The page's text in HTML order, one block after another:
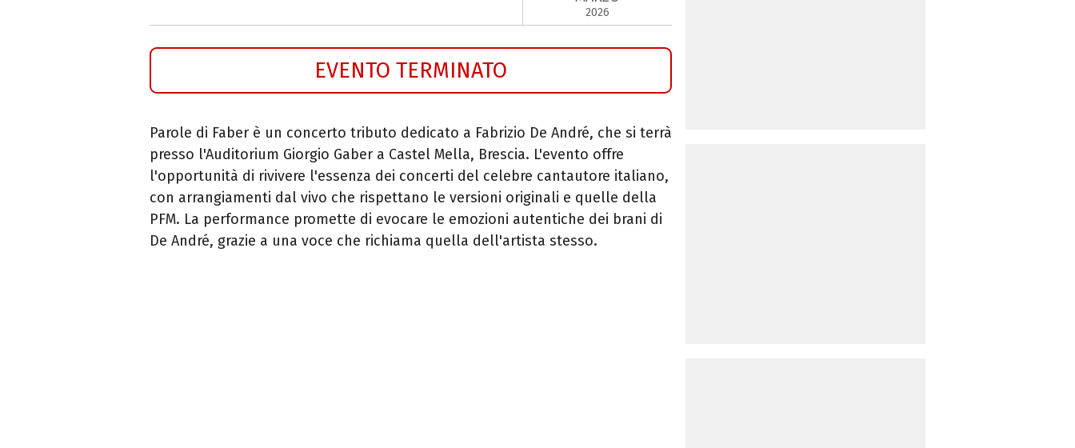
2026
EVENTO TERMINATO
Parole di Faber è un concerto tributo dedicato a Fabrizio De André, che si terrà
presso l'Auditorium Giorgio Gaber a Castel Mella, Brescia. L'evento offre
l'opportunità di rivivere l'essenza dei concerti del celebre cantautore italiano,
con arrangiamenti dal vivo che rispettano le versioni originali e quelle della
PFM. La performance promette di evocare le emozioni autentiche dei brani di
De André, grazie a una voce che richiama quella dell'artista stesso.